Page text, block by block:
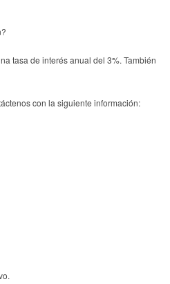
tasa de interés anual del 3%. También
con la siguiente información: